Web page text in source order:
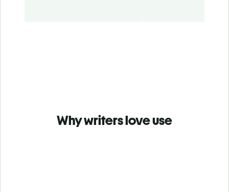
Why writers love use